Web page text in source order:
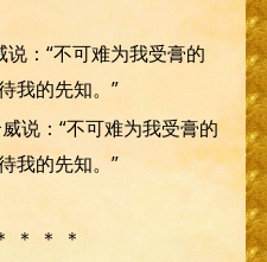
：“不可难为我受膏的
我的先知。”
说：“不可难为我受膏的
我的先知。”
＊ ＊ ＊